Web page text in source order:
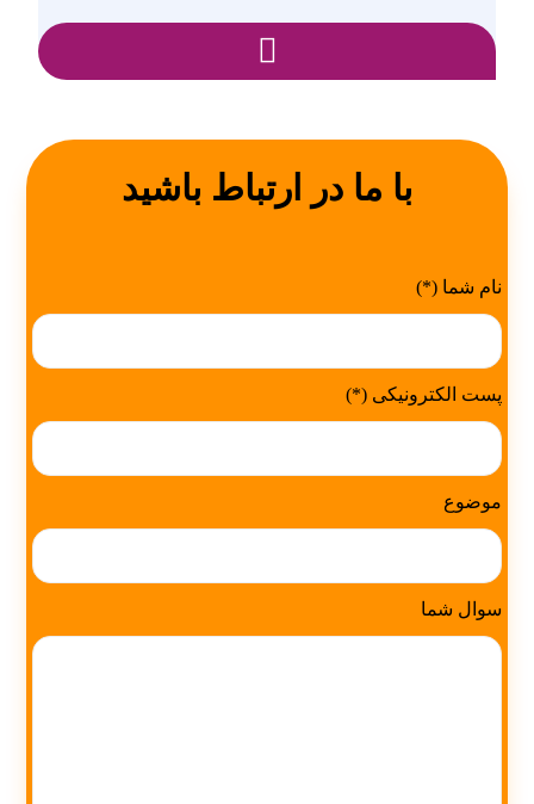
با ما در ارتباط باشید
نام شما (*)
پست الکترونیکی (*)
موضوع
سوال شما